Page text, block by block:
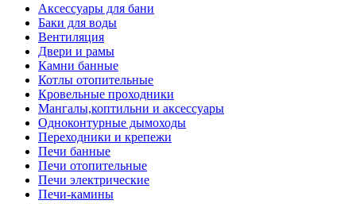
Аксессуары для бани
Баки для воды
Вентиляция
Двери и рамы
Камни банные
Котлы отопительные
Кровельные проходники
Мангалы,коптильни и аксессуары
Одноконтурные дымоходы
Переходники и крепежи
Печи банные
Печи отопительные
Печи электрические
Печи-камины